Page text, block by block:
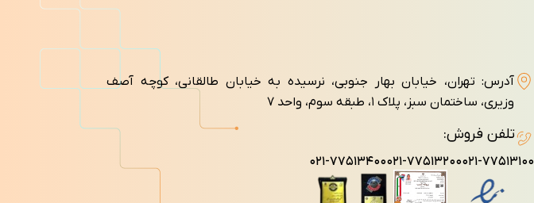
آدرس: تهران، خیابان بهار جنوبی، نرسیده به خیابان طالقانی، کوچه آصف
وزيری، ساختمان سبز، پلاک ۱، طبقه سوم، واحد ۷
تلفن فروش:
۰۲۱-۷۷۵۱۳۱۰۰۰۲۱-۷۷۵۱۳۲۰۰۰۲۱-۷۷۵۱۳۴۰۰